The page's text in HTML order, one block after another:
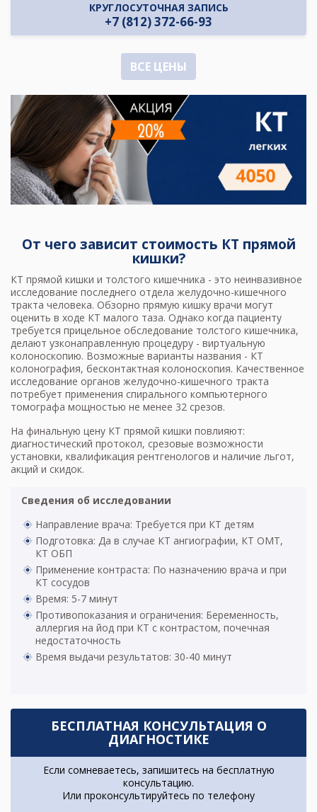
КРУГЛОСУТОЧНАЯ ЗАПИСЬ
+7 (812) 372-66-93
ВСЕ ЦЕНЫ
От чего зависит стоимость КТ прямой
кишки?
КТ прямой кишки и толстого кишечника - это неинвазивное
исследование последнего отдела желудочно-кишечного
тракта человека. Обзорно прямую кишку врачи могут
оценить в ходе КТ малого таза. Однако когда пациенту
требуется прицельное обследование толстого кишечника,
делают узконаправленную процедуру - виртуальную
колоноскопию. Возможные варианты названия - КТ
колонография, бесконтактная колоноскопия. Качественное
исследование органов желудочно-кишечного тракта
потребует применения спирального компьютерного
томографа мощностью не менее 32 срезов.
На финальную цену КТ прямой кишки повлияют:
диагностический протокол, срезовые возможности
установки, квалификация рентгенологов и наличие льгот,
акций и скидок.
Сведения об исследовании
Направление врача: Требуется при КТ детям
Подготовка: Да в случае КТ ангиографии, КТ ОМТ,
КТ ОБП
Применение контраста: По назначению врача и при
КТ сосудов
Время: 5-7 минут
Противопоказания и ограничения: Беременность,
аллергия на йод при КТ с контрастом, почечная
недостаточность
Время выдачи результатов: 30-40 минут
БЕСПЛАТНАЯ КОНСУЛЬТАЦИЯ О
ДИАГНОСТИКЕ
Если сомневаетесь, запишитесь на бесплатную
консультацию.
Или проконсультируйтесь по телефону